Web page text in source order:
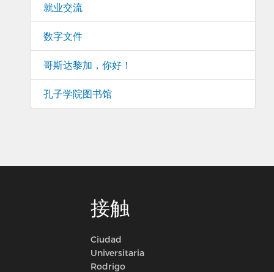
就业交流
数字文件
哥斯达黎加，你好！
孔子学院图书馆
接触
Ciudad
Universitaria
Rodrigo